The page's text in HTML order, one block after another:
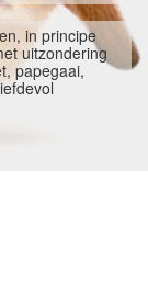
in principe
uitzondering
papegaai,